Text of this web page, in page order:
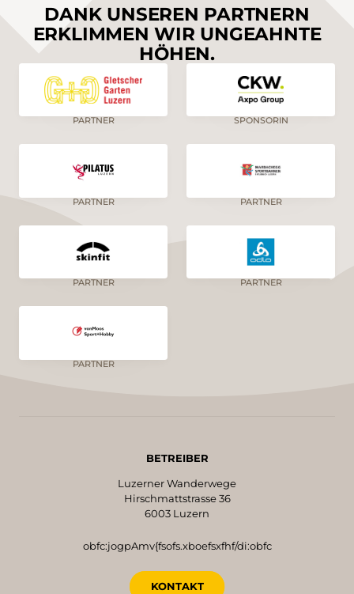
DANK UNSEREN PARTNERN
ERKLIMMEN WIR UNGEAHNTE
HÖHEN.
PARTNER SPONSORIN
PARTNER PARTNER
PARTNER PARTNER
PARTNER
BETREIBER
Luzerner Wanderwege
Hirschmattstrasse 36
6003 Luzern
obfc:jogpAmv{fsofs.xboefsxfhf/di:obfc
KONTAKT